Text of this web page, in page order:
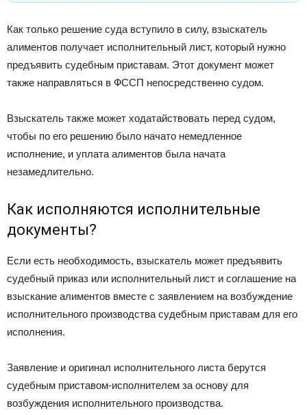
Как только решение суда вступило в силу, взыскатель
алиментов получает исполнительный лист, который нужно
предъявить судебным приставам. Этот документ может
также направляться в ФССП непосредственно судом.
Взыскатель также может ходатайствовать перед судом,
чтобы по его решению было начато немедленное
исполнение, и уплата алиментов была начата
незамедлительно.
Как исполняются исполнительные
документы?
Если есть необходимость, взыскатель может предъявить
судебный приказ или исполнительный лист и соглашение на
взыскание алиментов вместе с заявлением на возбуждение
исполнительного производства судебным приставам для его
исполнения.
Заявление и оригинал исполнительного листа берутся
судебным приставом-исполнителем за основу для
возбуждения исполнительного производства.